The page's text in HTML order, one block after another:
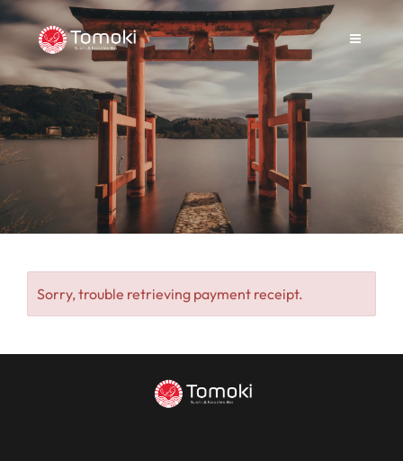
Sorry, trouble retrieving payment receipt.